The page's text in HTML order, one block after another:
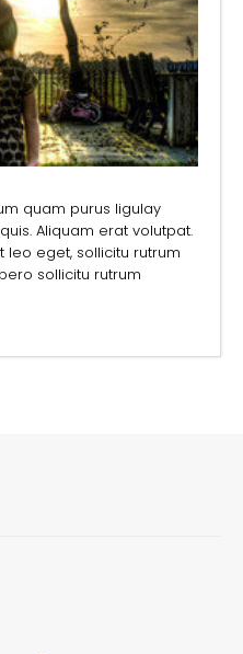
quam purus ligulay
Aliquam erat volutpat.
leo eget, sollicitu rutrum
sollicitu rutrum